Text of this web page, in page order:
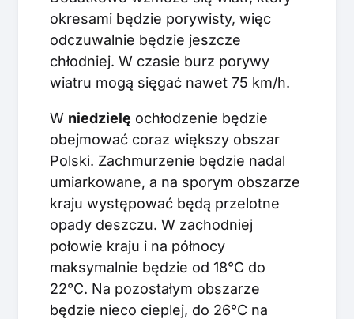
okresami będzie porywisty, więc
odczuwalnie będzie jeszcze
chłodniej. W czasie burz porywy
wiatru mogą sięgać nawet 75 km/h.
W niedzielę ochłodzenie będzie
obejmować coraz większy obszar
Polski. Zachmurzenie będzie nadal
umiarkowane, a na sporym obszarze
kraju występować będą przelotne
opady deszczu. W zachodniej
połowie kraju i na północy
maksymalnie będzie od 18°C do
22°C. Na pozostałym obszarze
będzie nieco cieplej, do 26°C na